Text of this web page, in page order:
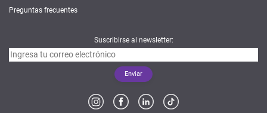
Preguntas frecuentes
Suscribirse al newsletter: